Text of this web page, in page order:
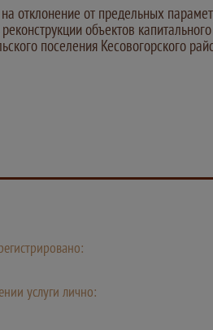
отклонение от предельных
объектов
поселения Кесовогорского
услуги лично: